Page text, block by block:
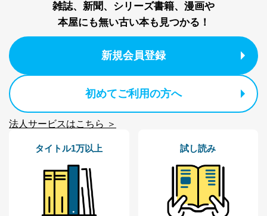
雑誌、新聞、シリーズ書籍、漫画や
本屋にも無い古い本も見つかる！
新規会員登録
初めてご利用の方へ
法人サービスはこちら ＞
タイトル1万以上 試し読み